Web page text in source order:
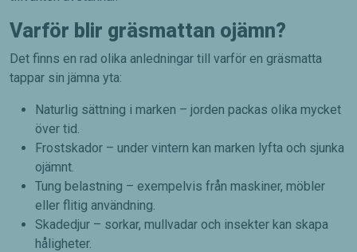
Varför blir gräsmattan ojämn?
Det finns en rad olika anledningar till varför en gräsmatta
tappar sin jämna yta:
Naturlig sättning i marken – jorden packas olika mycket
över tid.
Frostskador – under vintern kan marken lyfta och sjunka
ojämnt.
Tung belastning – exempelvis från maskiner, möbler
eller flitig användning.
Skadedjur – sorkar, mullvadar och insekter kan skapa
håligheter.